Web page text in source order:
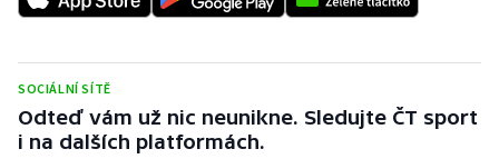
SOCIÁLNÍ SÍTĚ
Odteď vám už nic neunikne. Sledujte ČT sport
i na dalších platformách.